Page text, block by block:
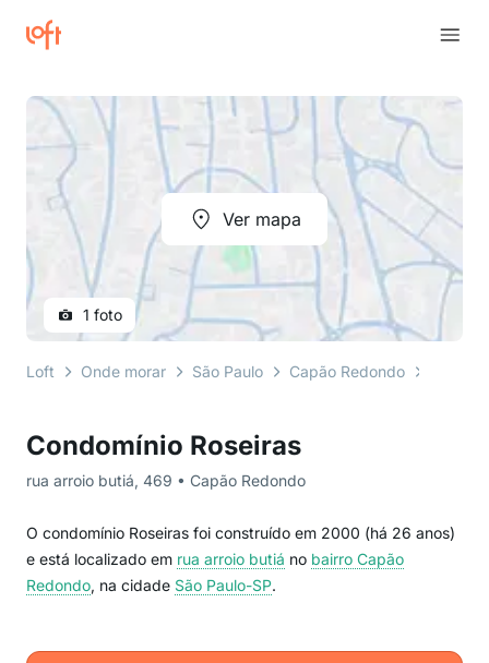
Condomínio Roseiras
rua arroio butiá, 469 • Capão Redondo
O condomínio Roseiras foi construído em 2000 (há 26 anos)
e está localizado em rua arroio butiá no bairro Capão
Redondo, na cidade São Paulo-SP.
Ver mapa
1 foto
Loft Onde morar São Paulo Capão Redondo